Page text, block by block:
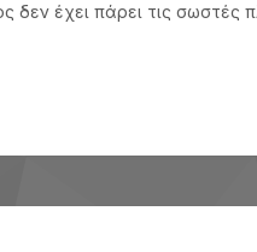
δεν έχει πάρει τις σωστές